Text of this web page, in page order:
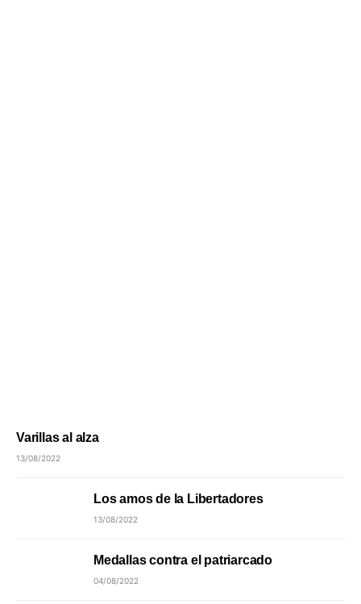
Varillas al alza
13/08/2022
Los amos de la Libertadores
13/08/2022
Medallas contra el patriarcado
04/08/2022